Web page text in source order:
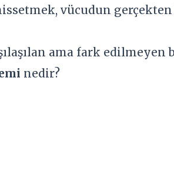
vücudun
ama fark edilmeyen
nedir?